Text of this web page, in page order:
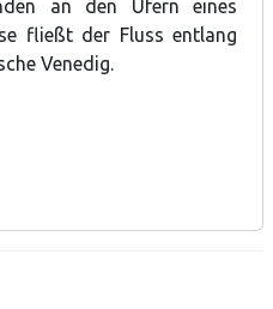
an den Ufern eines
fließt der Fluss entlang
Venedig.